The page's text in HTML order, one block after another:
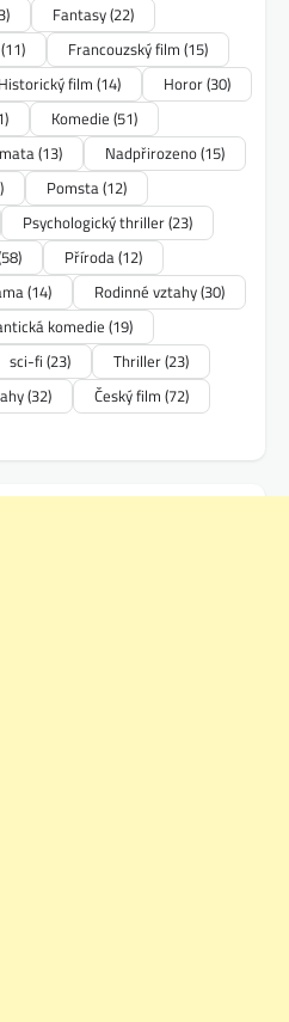
Fantasy(22)
(11) Francouzský film (15)
Historický film (14) Horor(30)
Komedie (51)
(13) Nadpřirozeno(15)
Pomsta(12)
Psychologický thriller(23)
Příroda(12)
(14) Rodinné vztahy(30)
komedie (19)
sci-fi (23) Thriller(23)
(32) Český film (72)